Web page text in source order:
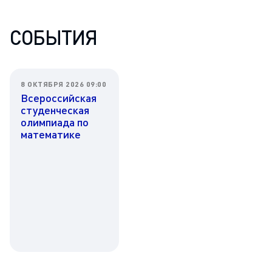
СОБЫТИЯ
8 ОКТЯБРЯ 2026 09:00
Всероссийская
студенческая
олимпиада по
математике